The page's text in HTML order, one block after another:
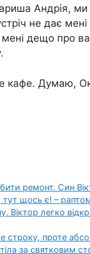
Андрія,
не дає
мені дещо про
кафе. Думаю,
ремонт. Син
щось є! –
легко
строку, проте
за святковим